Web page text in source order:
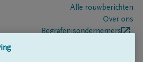
Alle rouwberichten
Over ons
Begrafenisondernemers